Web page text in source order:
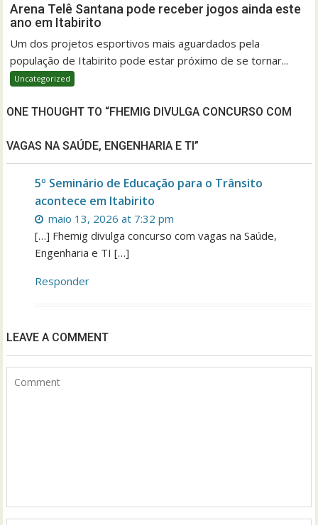
Arena Telê Santana pode receber jogos ainda este
ano em Itabirito
Um dos projetos esportivos mais aguardados pela
população de Itabirito pode estar próximo de se tornar...
Uncategorized
ONE THOUGHT TO “FHEMIG DIVULGA CONCURSO COM
VAGAS NA SAÚDE, ENGENHARIA E TI”
5º Seminário de Educação para o Trânsito
acontece em Itabirito
maio 13, 2026 at 7:32 pm
[…] Fhemig divulga concurso com vagas na Saúde,
Engenharia e TI […]
Responder
LEAVE A COMMENT